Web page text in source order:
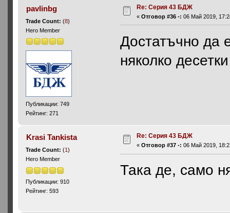
pavlinbg
Trade Count:(8)
Hero Member
Публикации: 749
Рейтинг: 271
Re: Серия 43 БДЖ
«Отговор #36 -: 06 Май 2019,
Достатъчно да
няколко
Krasi Tankista
Trade Count:(1)
Hero Member
Публикации: 910
Рейтинг: 593
Re: Серия 43 БДЖ
«Отговор #37 -: 06 Май 2019,
Така де, само